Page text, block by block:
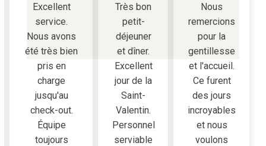
Excellent
service.
Nous avons
été très bien
pris en
charge
jusqu'au
check-out.
Équipe
toujours
Très bon
petit-
déjeuner
et dîner.
Excellent
jour de la
Saint-
Valentin.
Personnel
serviable
Nous
remercions
pour la
gentillesse
et l'accueil.
Ce furent
des jours
incroyables
et nous
voulons